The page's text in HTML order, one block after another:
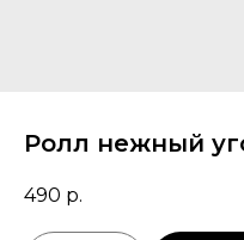
Ролл нежный
490 р.